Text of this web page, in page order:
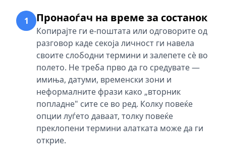
1 Пронаоѓач на време за состанок
Копирајте ги е-поштата или одговорите од
разговор каде секоја личност ги навела
своите слободни термини и залепете сè во
полето. Не треба прво да го средувате —
имиња, датуми, временски зони и
неформалните фрази како „вторник
попладне" сите се во ред. Колку повеќе
опции луѓето даваат, толку повеќе
преклопени термини алатката може да ги
открие.